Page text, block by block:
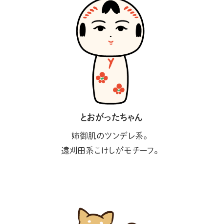
とおがったちゃん
姉御肌のツンデレ系。
遠刈田系こけしがモチーフ。